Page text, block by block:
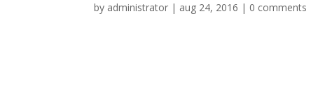
by administrator | aug 24, 2016 | 0 comments